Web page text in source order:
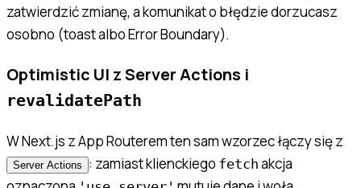
zatwierdzić zmianę, a komunikat o błędzie dorzucasz
osobno (toast albo Error Boundary).
Optimistic UI z Server Actions i
revalidatePath
W Next.js z App Routerem ten sam wzorzec łączy się z
Server Actions : zamiast klienckiego fetch akcja